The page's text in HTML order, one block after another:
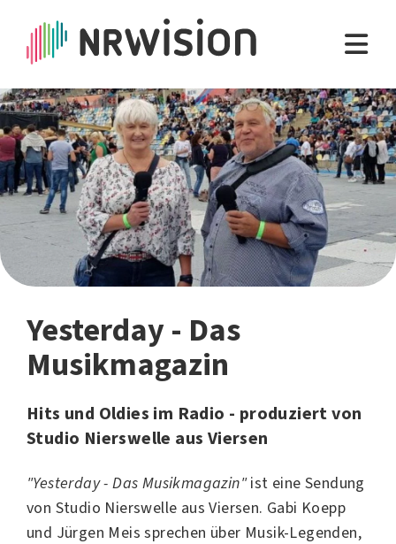
Yesterday - Das
Musikmagazin
Hits und Oldies im Radio - produziert von
Studio Nierswelle aus Viersen
"Yesterday - Das Musikmagazin"ist eine Sendung
von Studio Nierswelle aus Viersen. Gabi Koepp
und Jürgen Meis sprechen über Musik-Legenden,